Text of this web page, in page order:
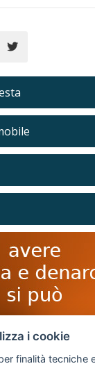
i cookie
finalità tecniche